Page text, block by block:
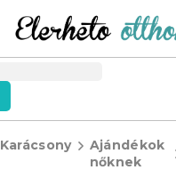
Karácsony
Ajándékok
nőknek